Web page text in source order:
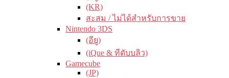
(KR)
สะสม / ไม่ได้สำหรับการขาย
Nintendo 3DS
(อียู)
(iQue & ทีดับบลิว)
Gamecube
(JP)